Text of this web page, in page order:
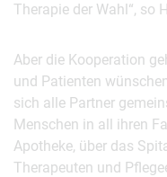
Therapie der Wahl“, so
Aber die Kooperation
und Patienten
sich alle Partner
Menschen in all ihren
Apotheke, über das
Therapeuten und